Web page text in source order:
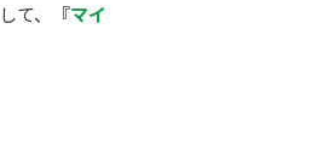
て、『マイ